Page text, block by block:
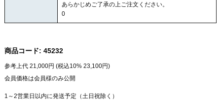
あらかじめご了承の上ご注文ください。
0
商品コード: 45232
参考上代 21,000円 (税込10% 23,100円)
会員価格は会員様のみ公開
1～2営業日以内に発送予定（土日祝除く）